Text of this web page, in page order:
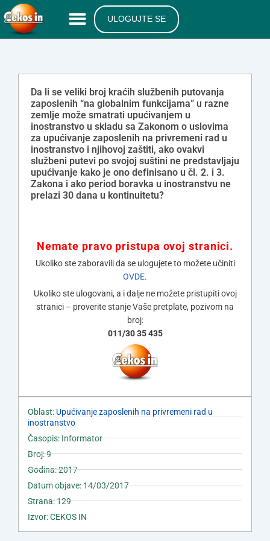
ULOGUJTE SE
Da li se veliki broj kraćih službenih putovanja
zaposlenih “na globalnim funkcijama” u razne
zemlje može smatrati upućivanjem u
inostranstvo u skladu sa Zakonom o uslovima
za upućivanje zaposlenih na privremeni rad u
inostranstvo i njihovoj zaštiti, ako ovakvi
službeni putevi po svojoj suštini ne predstavljaju
upućivanje kako je ono definisano u čl. 2. i 3.
Zakona i ako period boravka u inostranstvu ne
prelazi 30 dana u kontinuitetu?
Nemate pravo pristupa ovoj stranici.
Ukoliko ste zaboravili da se ulogujete to možete učiniti
OVDE.
Ukoliko ste ulogovani, a i dalje ne možete pristupiti ovoj
stranici – proverite stanje Vaše pretplate, pozivom na
broj:
011/30 35 435
Oblast: Upućivanje zaposlenih na privremeni rad u
inostranstvo
Časopis: Informator
Broj: 9
Godina: 2017
Datum objave: 14/03/2017
Strana: 129
Izvor: CEKOS IN